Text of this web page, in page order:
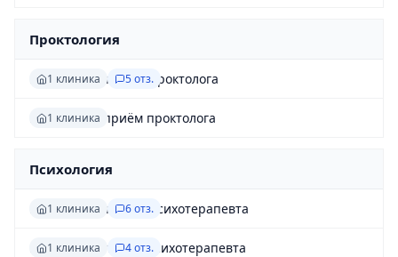
Проктология
Первичный приём проктолога
1 клиника 5 отз.
Повторный приём проктолога
1 клиника
Психология
Первичный приём психотерапевта
1 клиника 6 отз.
Повторный приём психотерапевта
1 клиника 4 отз.